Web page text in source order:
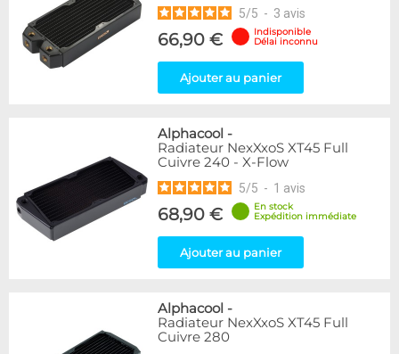
5/5 - 3 avis
66,90 €
Indisponible
Délai inconnu
Ajouter au panier
Alphacool -
Radiateur NexXxoS XT45 Full
Cuivre 240 - X-Flow
5/5 - 1 avis
68,90 €
En stock
Expédition immédiate
Ajouter au panier
Alphacool -
Radiateur NexXxoS XT45 Full
Cuivre 280